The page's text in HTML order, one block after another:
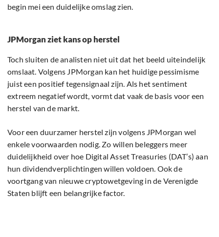
begin mei een duidelijke omslag zien.
JPMorgan ziet kans op herstel
Toch sluiten de analisten niet uit dat het beeld uiteindelijk
omslaat. Volgens JPMorgan kan het huidige pessimisme
juist een positief tegensignaal zijn. Als het sentiment
extreem negatief wordt, vormt dat vaak de basis voor een
herstel van de markt.
Voor een duurzamer herstel zijn volgens JPMorgan wel
enkele voorwaarden nodig. Zo willen beleggers meer
duidelijkheid over hoe Digital Asset Treasuries (DAT’s) aan
hun dividendverplichtingen willen voldoen. Ook de
voortgang van nieuwe cryptowetgeving in de Verenigde
Staten blijft een belangrijke factor.